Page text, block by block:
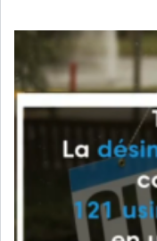
GRAPHIQUE TUNINDEX
GRAPHIQUE DU